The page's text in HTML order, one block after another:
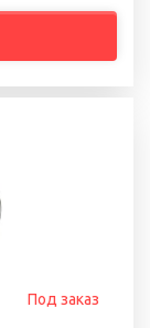
Под заказ